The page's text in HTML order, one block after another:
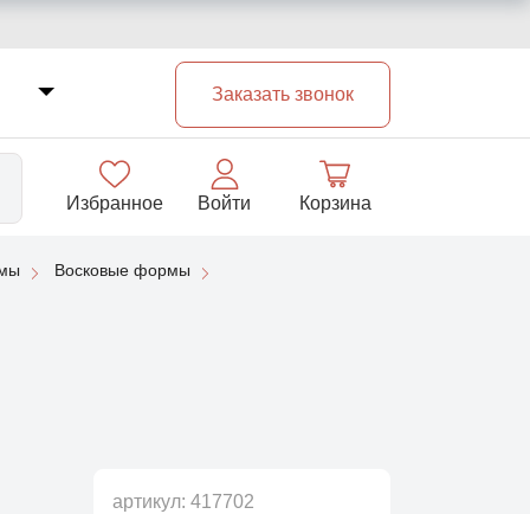
Заказать звонок
Избранное Войти Корзина
Восковые формы
артикул: 417702